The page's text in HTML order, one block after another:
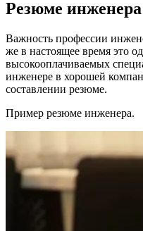
Резюме инженера
Важность профессии
же в настоящее время это
высокооплачиваемых
инженере в хорошей
составлении резюме.
Пример резюме инженера.